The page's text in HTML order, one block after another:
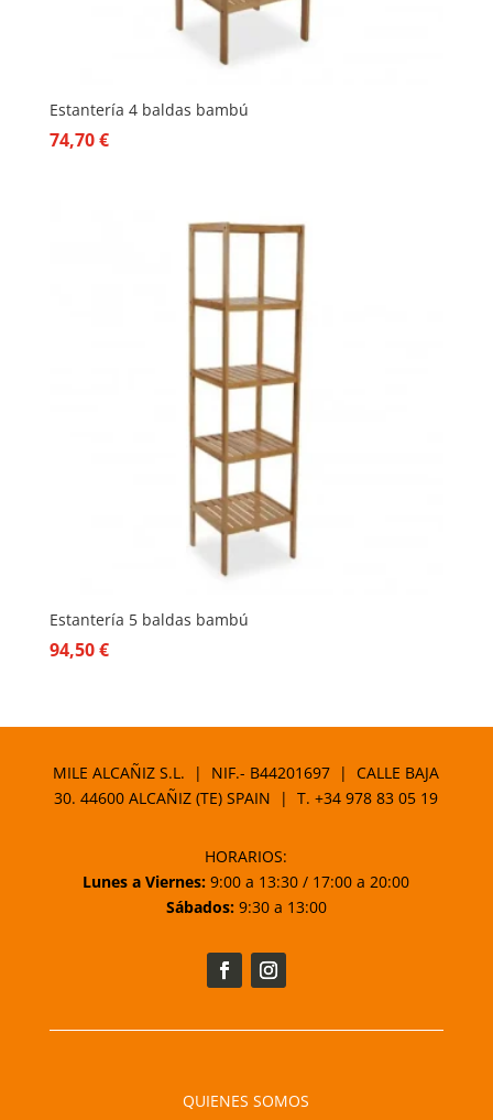
Estantería 4 baldas bambú
74,70€
Estantería 5 baldas bambú
94,50€
MILE ALCAÑIZ S.L. | NIF.- B44201697 | CALLE BAJA
30. 44600 ALCAÑIZ (TE) SPAIN | T.+34 978 83 05 19
HORARIOS:
Lunes a Viernes: 9:00 a 13:30 / 17:00 a 20:00
Sábados:9:30 a 13:00
QUIENES SOMOS